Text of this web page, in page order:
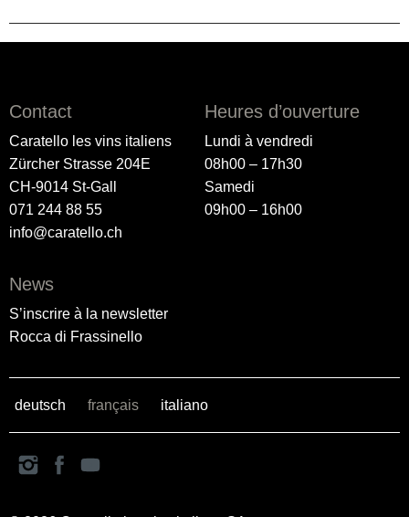
Contact
Caratello les vins italiens
Zürcher Strasse 204E
CH-9014 St-Gall
071 244 88 55
info@caratello.ch
Heures d’ouverture
Lundi à vendredi
08h00 – 17h30
Samedi
09h00 – 16h00
News
S’inscrire à la newsletter
Rocca di Frassinello
deutsch français italiano